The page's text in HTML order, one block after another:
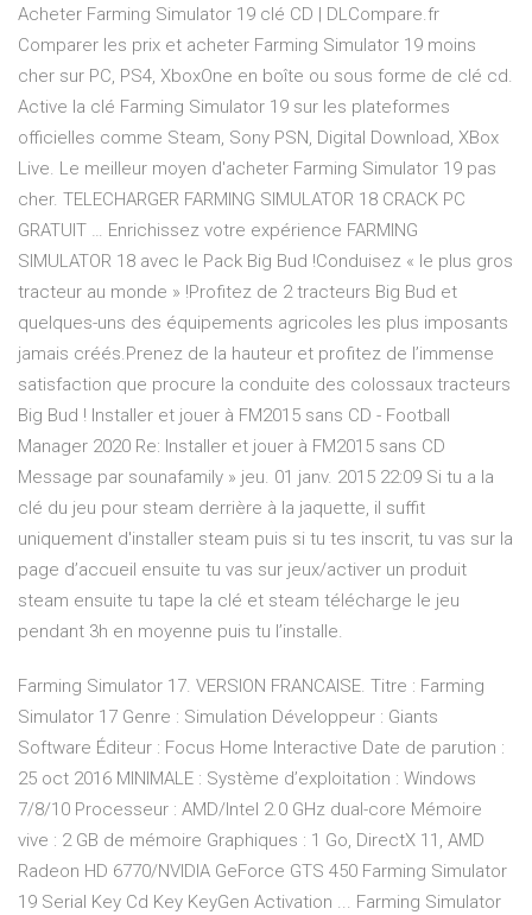
Acheter Farming Simulator 19 clé CD | DLCompare.fr
Comparer les prix et acheter Farming Simulator 19 moins
cher sur PC, PS4, XboxOne en boîte ou sous forme de clé cd.
Active la clé Farming Simulator 19 sur les plateformes
officielles comme Steam, Sony PSN, Digital Download, XBox
Live. Le meilleur moyen d'acheter Farming Simulator 19 pas
cher. TELECHARGER FARMING SIMULATOR 18 CRACK PC
GRATUIT … Enrichissez votre expérience FARMING
SIMULATOR 18 avec le Pack Big Bud !Conduisez « le plus gros
tracteur au monde » !Profitez de 2 tracteurs Big Bud et
quelques-uns des équipements agricoles les plus imposants
jamais créés.Prenez de la hauteur et profitez de l’immense
satisfaction que procure la conduite des colossaux tracteurs
Big Bud ! Installer et jouer à FM2015 sans CD - Football
Manager 2020 Re: Installer et jouer à FM2015 sans CD
Message par sounafamily » jeu. 01 janv. 2015 22:09 Si tu a la
clé du jeu pour steam derrière à la jaquette, il suffit
uniquement d'installer steam puis si tu tes inscrit, tu vas sur la
page d’accueil ensuite tu vas sur jeux/activer un produit
steam ensuite tu tape la clé et steam télécharge le jeu
pendant 3h en moyenne puis tu l’installe.
Farming Simulator 17. VERSION FRANCAISE. Titre : Farming
Simulator 17 Genre : Simulation Développeur : Giants
Software Éditeur : Focus Home Interactive Date de parution :
25 oct 2016 MINIMALE : Système d’exploitation : Windows
7/8/10 Processeur : AMD/Intel 2.0 GHz dual-core Mémoire
vive : 2 GB de mémoire Graphiques : 1 Go, DirectX 11, AMD
Radeon HD 6770/NVIDIA GeForce GTS 450 Farming Simulator
19 Serial Key Cd Key KeyGen Activation ... Farming Simulator